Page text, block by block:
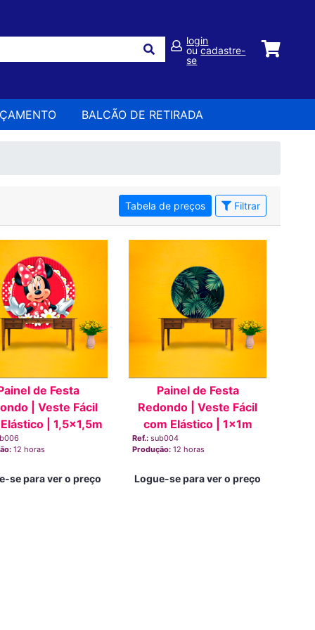
login
oucadastre-
se
BALCÃO DE RETIRADA
Tabela de preços Filtrar
de Festa
| Veste Fácil
| 1,5x1,5m
12 horas
se para ver o preço
Painel de Festa
Redondo | Veste Fácil
com Elástico | 1x1m
Ref.: sub004
Produção: 12 horas
Logue-se para ver o preço